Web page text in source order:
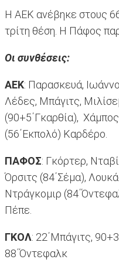
Η ΑΕΚ ανέβηκε στους
τρίτη θέση. Η Πάφος
Οι συνθέσεις:
ΑΕΚ: Παρασκευά,
Λέδες, Μπάγιτς,
(90+5΄Γκαρθία),
(56΄Εκπολό) Καρδέρο.
ΠΑΦΟΣ: Γκόρτερ,
Όρσιτς (84΄Σέμα),
Ντράγκομιρ
Πέπε.
ΓΚΟΛ: 22΄Μπάγιτς,
88΄Όντεφαλκ